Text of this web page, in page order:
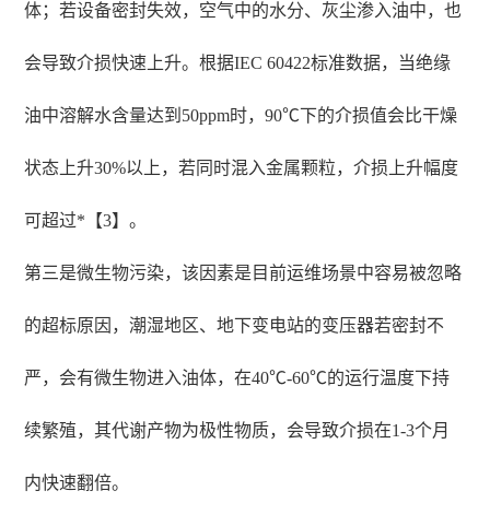
体；若设备密封失效，空气中的水分、灰尘渗入油中，也
会导致介损快速上升。根据IEC 60422标准数据，当绝缘
油中溶解水含量达到50ppm时，90℃下的介损值会比干燥
状态上升30%以上，若同时混入金属颗粒，介损上升幅度
可超过*【3】。
第三是微生物污染，该因素是目前运维场景中容易被忽略
的超标原因，潮湿地区、地下变电站的变压器若密封不
严，会有微生物进入油体，在40℃-60℃的运行温度下持
续繁殖，其代谢产物为极性物质，会导致介损在1-3个月
内快速翻倍。